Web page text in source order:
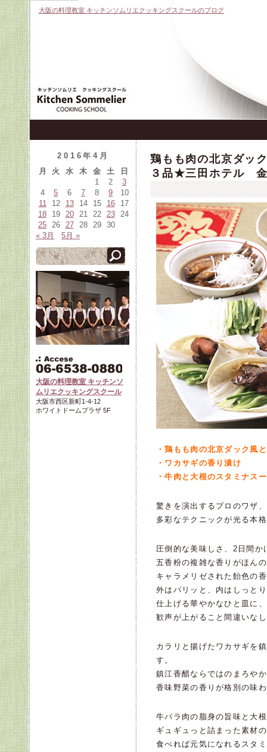
大阪の料理教室 キッチンソムリエクッキングスクールのブログ
鶏もも肉の北京ダッ
３品★三田ホテル
・鶏もも肉の北京ダック風
・ワカサギの香り漬け
・牛肉と大根のスタミナス
驚きを演出するプロのワザ、
多彩なテクニックが光る本
圧倒的な美味しさ、2日間
五香粉の複雑な香りがほん
キャラメリゼされた飴色の
外はパリッと、内はしっと
仕上げる華やかなひと皿に、
歓声が上がること間違いな
カラリと揚げたワカサギを
す。
鎮江香醋ならではのまろや
香味野菜の香りが格別の味
牛バラ肉の脂身の旨味と大
ギュギュっと詰まった素材
食べれば元気になれるスタ
2016年4月
月
火 水 木 金 土
日
1
2
3
4
5 6 7 8 9
10
11
12 13 14 15 16
17
18
19 20 21 22 23
24
25 26 27 28 29
30
« 3月
5月 »
大阪の料理教室 キッチンソ
ムリエクッキングスクール
大阪市西区新町1-4-12
ホワイトドームプラザ 5F